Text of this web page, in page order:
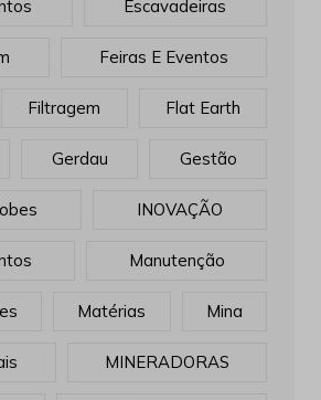
Escavadeiras
Feiras E Eventos
Filtragem Flat Earth
Gerdau Gestão
INOVAÇÃO
Manutenção
Matérias Mina
MINERADORAS